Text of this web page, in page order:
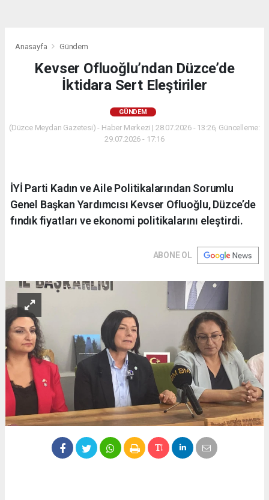
Anasayfa Gündem
Kevser Ofluoğlu’ndan Düzce’de
İktidara Sert Eleştiriler
GÜNDEM
(Düzce Meydan Gazetesi) - Haber Merkezi | 28.07.2026 - 13:26, Güncelleme:
29.07.2026 - 17:16
İYİ Parti Kadın ve Aile Politikalarından Sorumlu
Genel Başkan Yardımcısı Kevser Ofluoğlu, Düzce’de
fındık fiyatları ve ekonomi politikalarını eleştirdi.
ABONE OL